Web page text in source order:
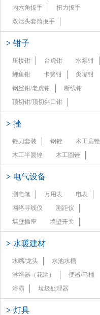
内六角扳手
扭力扳手
双活头套筒扳手
> 钳子
压接钳 台虎钳
水泵钳
鲤鱼钳
卡簧钳
尖嘴钳
钢丝钳/老虎钳
断线钳
顶切钳/顶切斜口钳
> 挫
锉刀套装 钢锉
木工扁锉
木工半圆锉
木工圆锉
> 电气设备
测电笔 万用表
电表
网络寻线仪
测距仪
墙壁插座
墙壁开关
> 水暖建材
水嘴/龙头
水池水槽
淋浴器（花洒）
便器/马桶
浴霸
垃圾处理器
> 灯具